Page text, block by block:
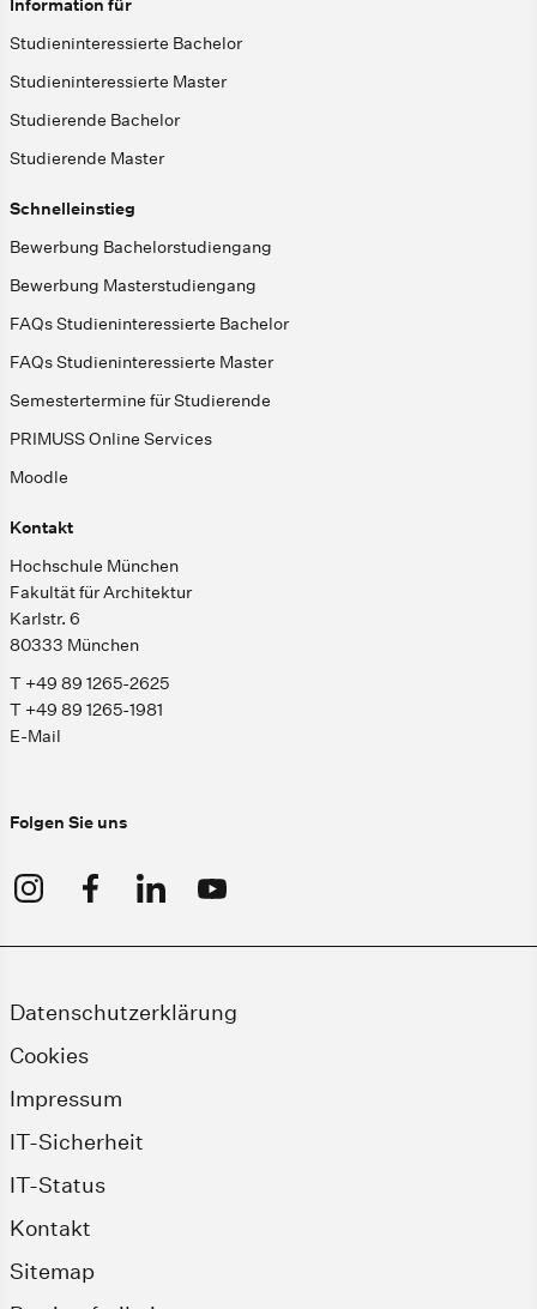
Information für
Studieninteressierte Bachelor
Studieninteressierte Master
Studierende Bachelor
Studierende Master
Schnelleinstieg
Bewerbung Bachelorstudiengang
Bewerbung Masterstudiengang
FAQs Studieninteressierte Bachelor
FAQs Studieninteressierte Master
Semestertermine für Studierende
PRIMUSS Online Services
Moodle
Kontakt
Hochschule München
Fakultät für Architektur
Karlstr. 6
80333 München
T +49 89 1265-2625
T +49 89 1265-1981
E-Mail
Folgen Sie uns
Datenschutzerklärung
Cookies
Impressum
IT-Sicherheit
IT-Status
Kontakt
Sitemap